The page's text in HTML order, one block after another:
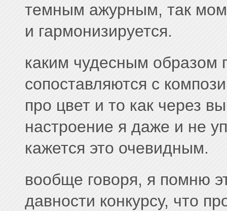
темным ажурным, так
и гармонизируется.
каким чудесным образом
сопоставляются с
про цвет и то как через
настроение я даже и не
кажется это очевидным.
вообще говоря, я помню
давности конкурсу, что